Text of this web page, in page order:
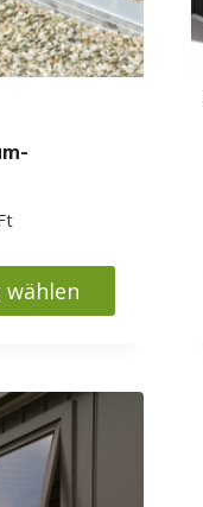
Preisspanne:
bis
185000 Ft